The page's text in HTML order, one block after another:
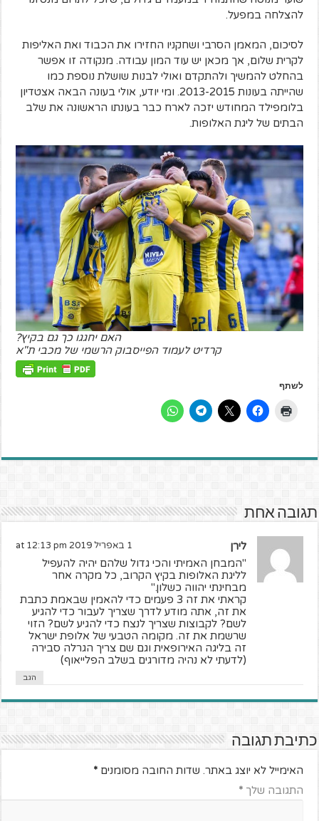
להצלחה במפעל.
לסיכום, המאמן הסרבי ושחקניו החזירו את הכבוד ואת האליפות
לקרית שלום, אך מכאן יש עוד המון עבודה. מנקודה זו אפשר
בהחלט להמשיך ולהתקדם ואולי לבנות שושלת נוספת כמו
שהייתה בעונות 2013-2015. ומי יודע, אולי בעונה הבאה אצטדיון
בלומפילד המחודש יזכה לארח כבר בעונתו הראשונה את שלב
הבתים של ליגת האלופות.
האם יחגגו כך גם בקיץ?
קרדיט לעמוד הפייסבוק הרשמי של מכבי ת"א
לשתף
תגובה אחת
לירן 1 באפריל 2019 at 12:13 pm
"המבחן האמיתי והכי גדול שלהם יהיה להעפיל
לליגת האלופות בקיץ הקרוב, כל מקרה אחר
מבחינתי יהווה כשלון."
קראתי את זה 3 פעמים כדי להאמין שבאמת כתבת
את זה, אתה מודע לדרך שצריך לעבור כדי להגיע
לשם? לקבוצות שצריך לנצח כדי להגיע לשם? הזוי
שרשמת את זה. מקומה הטבעי של אלופת ישראל
זה בליגה האירופאית וגם שם צריך הגרלה סבירה
(לדעתי לא נהיה מדורגים בשלב הפלייאוף)
הגב
כתיבת תגובה
האימייל לא יוצג באתר. שדות החובה מסומנים*
התגובה שלך*